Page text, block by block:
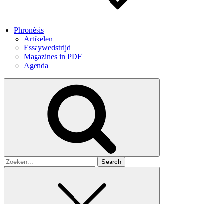
Phronèsis
Artikelen
Essaywedstrijd
Magazines in PDF
Agenda
Search
for